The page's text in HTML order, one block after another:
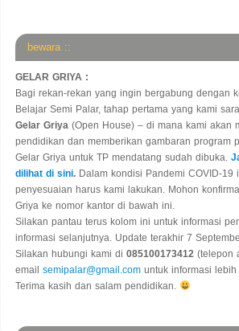
bewara ::
GELAR GRIYA :
Bagi rekan-rekan yang ingin bergabung dengan
Belajar Semi Palar, tahap pertama yang kami
Gelar Griya (Open House) – di mana kami akan
pendidikan dan memberikan gambaran program
Gelar Griya untuk TP mendatang sudah dibuka.
dilihat di sini. Dalam kondisi Pandemi COVID-19
penyesuaian harus kami lakukan. Mohon
Griya ke nomor kantor di bawah ini.
Silakan pantau terus kolom ini untuk informasi
informasi selanjutnya. Update terakhir 7
Silakan hubungi kami di 085100173412 (telepon
email semipalar@gmail.com untuk informasi lebih
Terima kasih dan salam pendidikan.